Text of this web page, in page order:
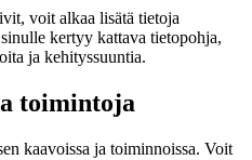
voit alkaa lisätä tietoja
kertyy kattava tietopohja,
ja kehityssuuntia.
toimintoja
kaavoissa ja toiminnoissa. Voit